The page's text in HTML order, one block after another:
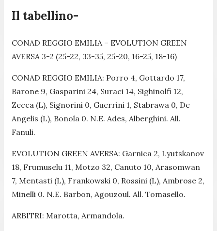
Il tabellino-
CONAD REGGIO EMILIA – EVOLUTION GREEN
AVERSA 3-2 (25-22, 33-35, 25-20, 16-25, 18-16)
CONAD REGGIO EMILIA: Porro 4, Gottardo 17,
Barone 9, Gasparini 24, Suraci 14, Sighinolfi 12,
Zecca (L), Signorini 0, Guerrini 1, Stabrawa 0, De
Angelis (L), Bonola 0. N.E. Ades, Alberghini. All.
Fanuli.
EVOLUTION GREEN AVERSA: Garnica 2, Lyutskanov
18, Frumuselu 11, Motzo 32, Canuto 10, Arasomwan
7, Mentasti (L), Frankowski 0, Rossini (L), Ambrose 2,
Minelli 0. N.E. Barbon, Agouzoul. All. Tomasello.
ARBITRI: Marotta, Armandola.